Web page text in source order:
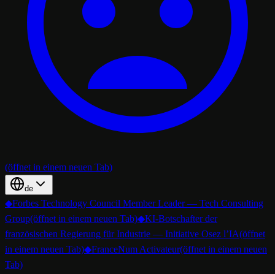
(öffnet in einem neuen Tab)
de
◆Forbes Technology Council Member Leader — Tech Consulting
Group(öffnet in einem neuen Tab)◆KI-Botschafter der
französischen Regierung für Industrie — Initiative Osez l’IA(öffnet
in einem neuen Tab)◆FranceNum Activateur(öffnet in einem neuen
Tab)